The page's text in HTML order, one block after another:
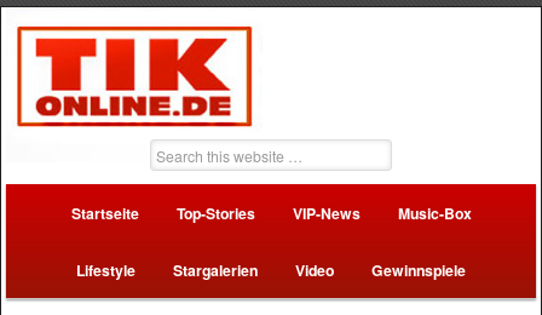
Startseite Top-Stories VIP-News Music-Box
Lifestyle Stargalerien Video Gewinnspiele